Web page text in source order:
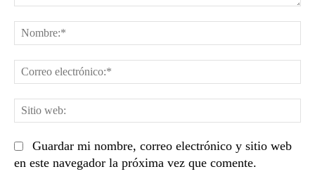
Guardar mi nombre, correo electrónico y sitio web
en este navegador la próxima vez que comente.